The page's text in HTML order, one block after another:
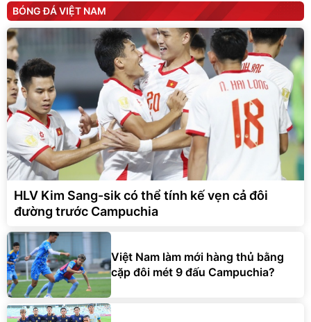
BÓNG ĐÁ VIỆT NAM
HLV Kim Sang-sik có thể tính kế vẹn cả đôi
đường trước Campuchia
Việt Nam làm mới hàng thủ bằng
cặp đôi mét 9 đấu Campuchia?